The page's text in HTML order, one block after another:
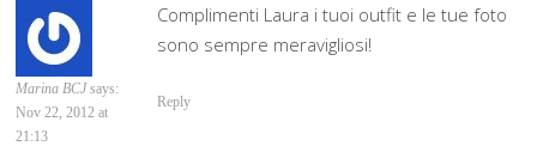
Marina BCJ says:
Nov 22, 2012 at
21:13
Complimenti Laura i tuoi outfit e le tue foto
sono sempre meravigliosi!
Reply